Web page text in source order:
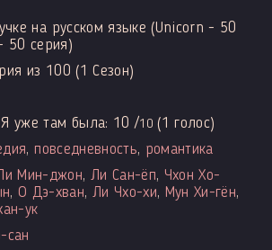
на русском языке (Unicorn - 50
50 серия)
из 100 (1 Сезон)
Я уже там была: 10 /10(1 голос)
,повседневность, романтика
Мин-джон, Ли Сан-ёп, Чхон Хо-
,О Дэ-хван, Ли Чхо-хи, Мун Хи-гён,
ук
сан